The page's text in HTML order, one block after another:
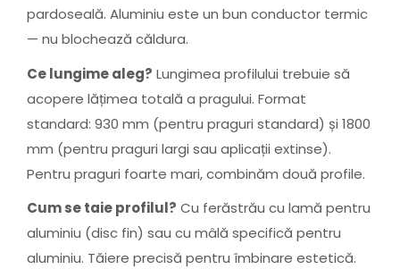
pardoseală. Aluminiu este un bun conductor termic
— nu blochează căldura.
Ce lungime aleg? Lungimea profilului trebuie să
acopere lățimea totală a pragului. Format
standard: 930 mm (pentru praguri standard) și 1800
mm (pentru praguri largi sau aplicații extinse).
Pentru praguri foarte mari, combinăm două profile.
Cum se taie profilul? Cu ferăstrău cu lamă pentru
aluminiu (disc fin) sau cu mâlă specifică pentru
aluminiu. Tăiere precisă pentru îmbinare estetică.